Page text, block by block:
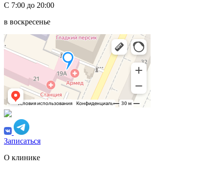
С 7:00 до 20:00
в воскресенье
Записаться
О клинике